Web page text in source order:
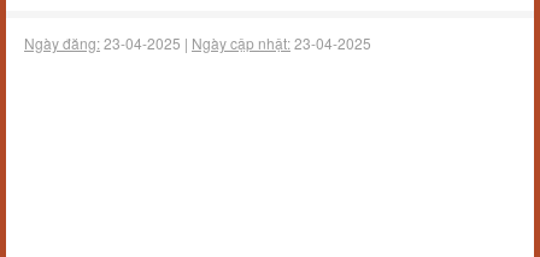
Ngày đăng:23-04-2025 | Ngày cập nhật:23-04-2025